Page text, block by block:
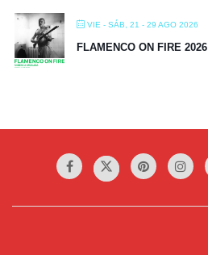
VIE - SÁB, 21 - 29 AGO 2026
FLAMENCO ON FIRE 2026